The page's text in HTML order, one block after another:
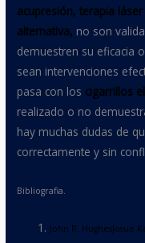
acupresión, terapia
alternativa, no son
demuestren su eficacia
sean intervenciones
pasa con los cigarrillos
realizado o no
hay muchas dudas de
correctamente y sin
Bibliografia.
John R. HughesJosue